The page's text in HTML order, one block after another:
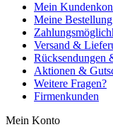
Mein
Meine Bestellung
Versand &
Rücksendungen
Aktionen &
Weitere Fragen?
Firmenkunden
Mein Konto